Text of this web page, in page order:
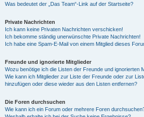
Was bedeutet der „Das Team“-Link auf der Startseite?
Private Nachrichten
Ich kann keine Privaten Nachrichten verschicken!
Ich bekomme ständig unerwünschte Private Nachrichten!
Ich habe eine Spam-E-Mail von einem Mitglied dieses
Freunde und ignorierte Mitglieder
Wozu benötige ich die Listen der Freunde und ignorierten
Wie kann ich Mitglieder zur Liste der Freunde oder zur
hinzufügen oder diese wieder aus den Listen entfernen?
Die Foren durchsuchen
Wie kann ich ein Forum oder mehrere Foren